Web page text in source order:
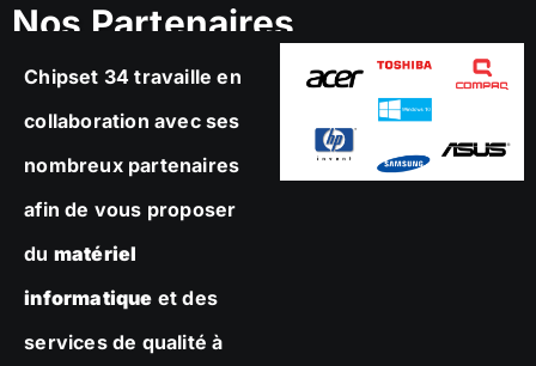
Nos Partenaires
Chipset 34 travaille en
collaboration avec ses
nombreux partenaires
afin de vous proposer
du matériel
informatique et des
services de qualité à